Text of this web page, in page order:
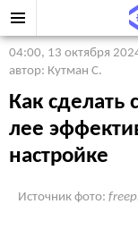
04:00, 13 октября
автор: Кутман С.
Как сделать
лее
настройке
Источник фото: